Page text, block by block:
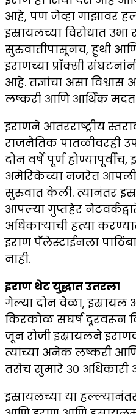
आहे, पण जेव्हा गाझावर
इस्रायलच्या विरोधात उभा
सुरुवातीपासूनच, हुथी
इराणच्या प्रॉक्सी
आहे. तज्ञांचा असा
लष्करी आणि आर्थिक
इराणने आंतरराष्ट्रीय
राजनैतिक पातळीवरही
दोन वर्षे पूर्ण
अमेरिकेच्या नजरेत आपली
सुरुवात केली. त्यानंतर
आपल्या गुप्तहेर
अधिकाऱ्यांची हत्या
इराण पॅलेस्टाईनला
नाही.
इराण थेट युद्धात उतरला
गेल्या दोन वेळा, इस्रायल
किरकोळ संघर्ष दूरवरून
जून रोजी इस्रायलने
त्यांच्या अनेक लष्करी
तसेच सुमारे ३० अधिकारी
इस्रायलच्या या